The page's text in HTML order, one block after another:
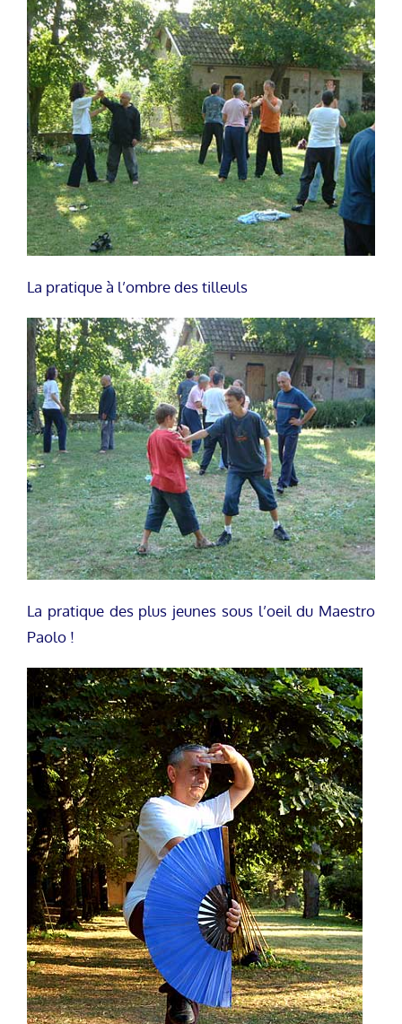
La pratique à l’ombre des tilleuls
La pratique des plus jeunes sous l’oeil du Maestro
Paolo !